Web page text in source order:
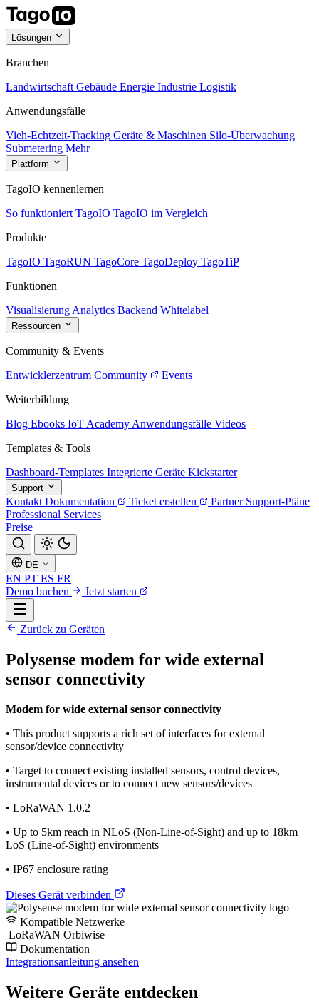
Lösungen
Branchen
Landwirtschaft Gebäude Energie Industrie Logistik
Anwendungsfälle
Vieh-Echtzeit-Tracking Geräte & Maschinen Silo-Überwachung
Submetering Mehr
Plattform
TagoIO kennenlernen
So funktioniert TagoIO TagoIO im Vergleich
Produkte
TagoIO TagoRUN TagoCore TagoDeploy TagoTiP
Funktionen
Visualisierung Analytics Backend Whitelabel
Ressourcen
Community & Events
Entwicklerzentrum Community
Events
Weiterbildung
Blog Ebooks IoT Academy Anwendungsfälle Videos
Templates & Tools
Dashboard-Templates Integrierte Geräte Kickstarter
Support
Kontakt Dokumentation Ticket erstellen Partner Support-Pläne
Professional Services
Preise
DE
EN PT ES FR
Demo buchen
Jetzt starten
Zurück zu Geräten
Polysense modem for wide external
sensor connectivity
Modem for wide external sensor connectivity
• This product supports a rich set of interfaces for external
sensor/device connectivity
• Target to connect existing installed sensors, control devices,
instrumental devices or to connect new sensors/devices
• LoRaWAN 1.0.2
• Up to 5km reach in NLoS (Non-Line-of-Sight) and up to 18km
LoS (Line-of-Sight) environments
• IP67 enclosure rating
Dieses Gerät verbinden
Kompatible Netzwerke
LoRaWAN Orbiwise
Dokumentation
Integrationsanleitung ansehen
Weitere Geräte entdecken